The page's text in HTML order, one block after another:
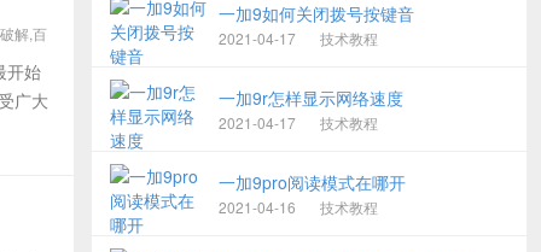
解,百
开始
广大
一加9如何关闭拨号按键音
2021-04-17 技术教程
一加9r怎样显示网络速度
2021-04-17 技术教程
一加9pro阅读模式在哪开
2021-04-16 技术教程